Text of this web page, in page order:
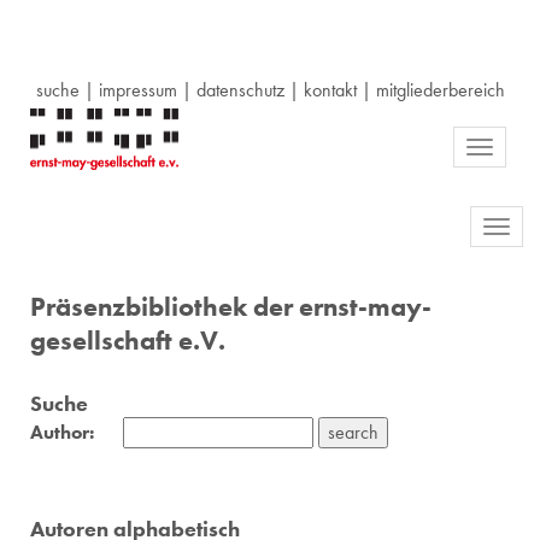
suche | impressum | datenschutz| kontakt| mitgliederbereich
Toggle
Präsenzbibliothek der ernst-may-
gesellschaft e.V.
Suche
Author:
Autoren alphabetisch